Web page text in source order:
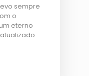
sempre
o
eterno